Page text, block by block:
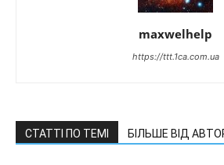
maxwelhelp
https://ttt.1ca.com.ua
СТАТТІ ПО ТЕМІ БІЛЬШЕ ВІД